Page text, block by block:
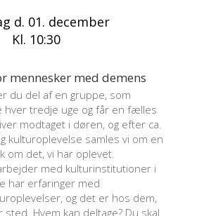
d. 01. december
Kl. 10:30
mennesker med demens
du del af en gruppe, som
hver tredje uge og får en fælles
modtaget i døren, og efter ca.
kulturoplevelse samles vi om en
om det, vi har oplevet.
med kulturinstitutioner i
har erfaringer med
og det er hos dem,
Hvem kan deltage? Du skal